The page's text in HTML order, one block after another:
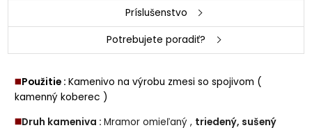
Príslušenstvo
Potrebujete poradiť?
◼️Použitie :Kamenivo na výrobu zmesi so spojivom (
kamenný koberec )
◼️Druh kameniva :Mramor omieľaný , triedený, sušený